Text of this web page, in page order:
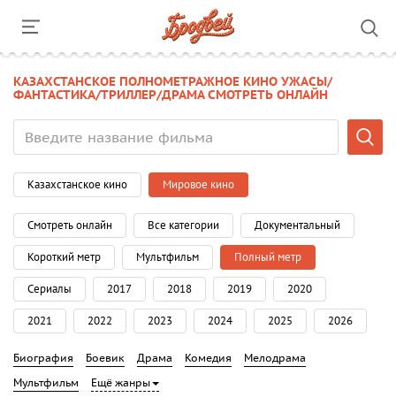
КАЗАХСТАНСКОЕ ПОЛНОМЕТРАЖНОЕ КИНО УЖАСЫ/
ФАНТАСТИКА/ТРИЛЛЕР/ДРАМА СМОТРЕТЬ ОНЛАЙН
Казахстанское кино Мировое кино
Смотреть онлайн Все категории Документальный
Короткий метр Мультфильм Полный метр
Сериалы 2017 2018 2019 2020
2021 2022 2023 2024 2025 2026
Биография Боевик Драма Комедия
Мелодрама
Мультфильм
Ещё жанры